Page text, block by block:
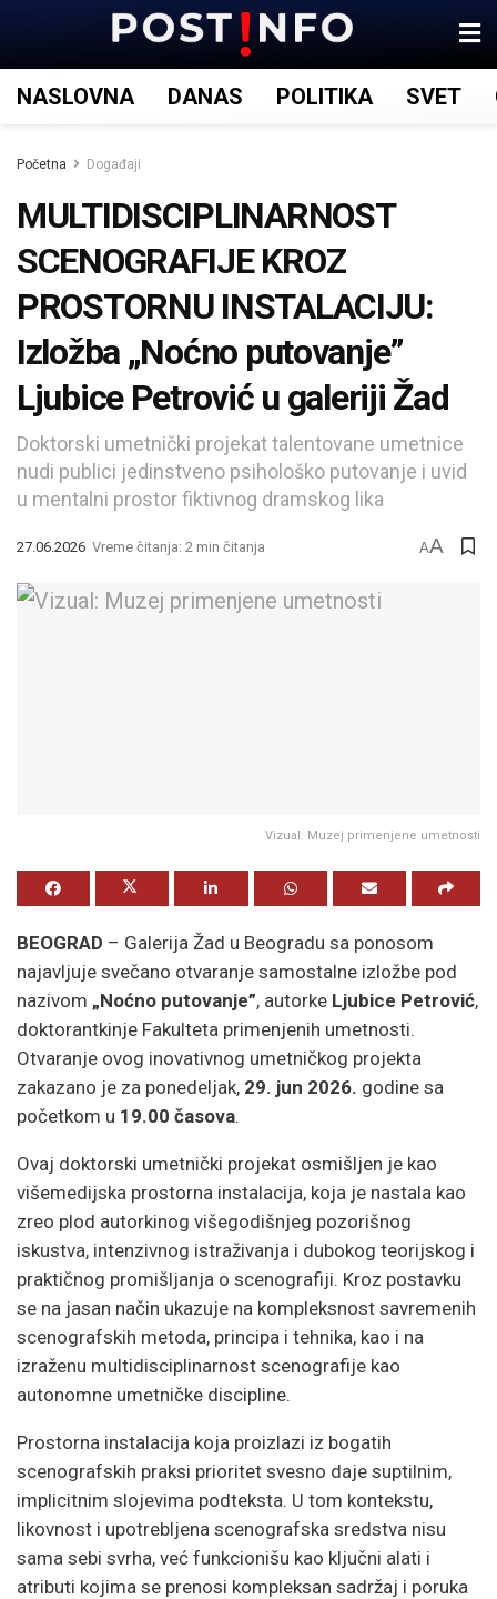
NASLOVNA DANAS POLITIKA SVET
Početna Događaji
MULTIDISCIPLINARNOST
SCENOGRAFIJE KROZ
PROSTORNU INSTALACIJU:
Izložba „Noćno putovanje”
Ljubice Petrović u galeriji Žad
Doktorski umetnički projekat talentovane umetnice
nudi publici jedinstveno psihološko putovanje i uvid
u mentalni prostor fiktivnog dramskog lika
27.06.2026 Vreme čitanja: 2 min čitanja AA
Vizual: Muzej primenjene umetnosti
BEOGRAD – Galerija Žad u Beogradu sa ponosom
najavljuje svečano otvaranje samostalne izložbe pod
nazivom „Noćno putovanje”, autorke Ljubice Petrović,
doktorantkinje Fakulteta primenjenih umetnosti.
Otvaranje ovog inovativnog umetničkog projekta
zakazano je za ponedeljak, 29. jun 2026. godine sa
početkom u 19.00 časova.
Ovaj doktorski umetnički projekat osmišljen je kao
višemedijska prostorna instalacija, koja je nastala kao
zreo plod autorkinog višegodišnjeg pozorišnog
iskustva, intenzivnog istraživanja i dubokog teorijskog i
praktičnog promišljanja o scenografiji. Kroz postavku
se na jasan način ukazuje na kompleksnost savremenih
scenografskih metoda, principa i tehnika, kao i na
izraženu multidisciplinarnost scenografije kao
autonomne umetničke discipline.
Prostorna instalacija koja proizlazi iz bogatih
scenografskih praksi prioritet svesno daje suptilnim,
implicitnim slojevima podteksta. U tom kontekstu,
likovnost i upotrebljena scenografska sredstva nisu
sama sebi svrha, već funkcionišu kao ključni alati i
atributi kojima se prenosi kompleksan sadržaj i poruka